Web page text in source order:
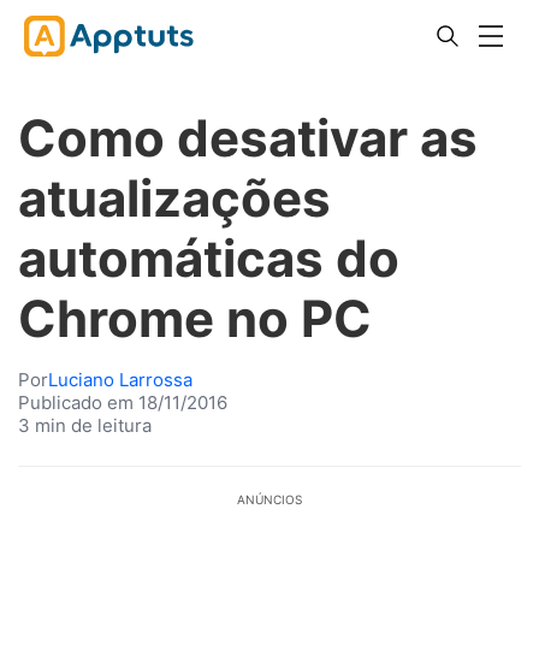
Como desativar as
atualizações
automáticas do
Chrome no PC
PorLuciano Larrossa
Publicado em 18/11/2016
3 min de leitura
ANÚNCIOS